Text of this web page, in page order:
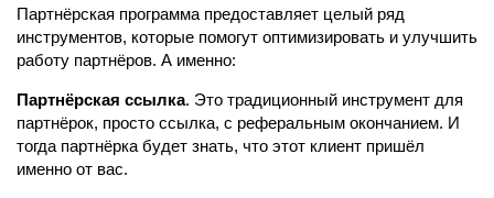
Партнёрская программа предоставляет целый ряд
инструментов, которые помогут оптимизировать и улучшить
работу партнёров. А именно:
Партнёрская ссылка. Это традиционный инструмент для
партнёрок, просто ссылка, с реферальным окончанием. И
тогда партнёрка будет знать, что этот клиент пришёл
именно от вас.